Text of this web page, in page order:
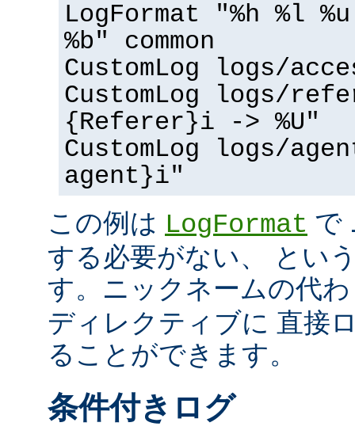
LogFormat "%h %l
%b" common
CustomLog logs/
CustomLog logs/
{Referer}i -> %U"
CustomLog logs/
agent}i"
この例は LogFormat で
する必要がない、 とい
す。ニックネームの代
ディレクティブに 直接
ることができます。
条件付きログ